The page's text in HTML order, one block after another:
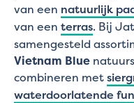
van een natuurlijk
van een terras. Bij
samengesteld
Vietnam Blue
combineren met
waterdoorlatende